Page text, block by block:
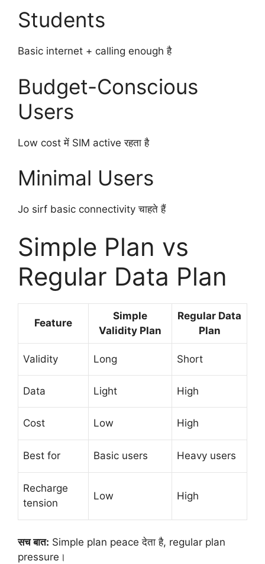
Students
Basic internet + calling enough है
Budget-Conscious
Users
Low cost में SIM active रहता है
Minimal Users
Jo sirf basic connectivity चाहते हैं
Simple Plan vs
Regular Data Plan
Feature
Simple
Validity Plan
Regular Data
Plan
Validity Long Short
Data Light High
Cost Low High
Best for Basic users Heavy users
Recharge
tension
Low High
सच बात: Simple plan peace देता है, regular plan
pressure।